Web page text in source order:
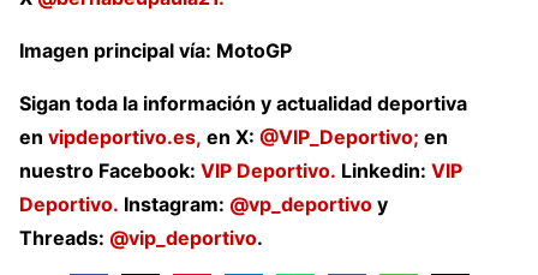
Imagen principal vía: MotoGP
Sigan toda la información y actualidad deportiva
en vipdeportivo.es, en X: @VIP_Deportivo; en
nuestro Facebook: VIP Deportivo. Linkedin: VIP
Deportivo. Instagram: @vp_deportivo y
Threads: @vip_deportivo.